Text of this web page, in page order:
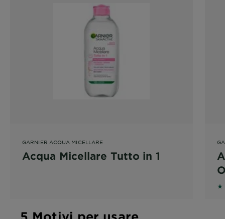
GARNIER ACQUA MICELLARE
Acqua Micellare Tutto in 1
5